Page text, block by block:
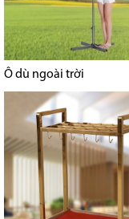
Ô dù ngoài trời